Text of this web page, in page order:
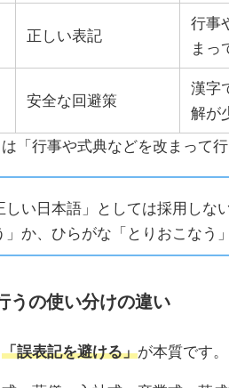
正しい表記
行事
まっ
安全な回避策
漢字
解が
「行事や式典などを改まって
しい日本語」としては採用しな
」か、ひらがな「とりおこなう
うの使い分けの違い
「誤表記を避ける」が本質です。